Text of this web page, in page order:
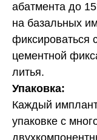
абатмента до
на базальных
фиксироваться
цементной
литья.
Упаковка:
Каждый
упаковке с